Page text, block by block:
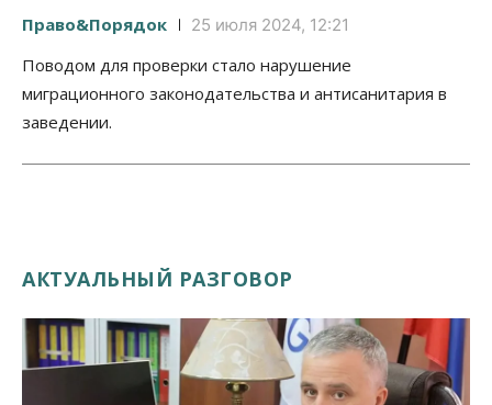
Право&Порядок 25 июля 2024, 12:21
Поводом для проверки стало нарушение
миграционного законодательства и антисанитария в
заведении.
АКТУАЛЬНЫЙ РАЗГОВОР